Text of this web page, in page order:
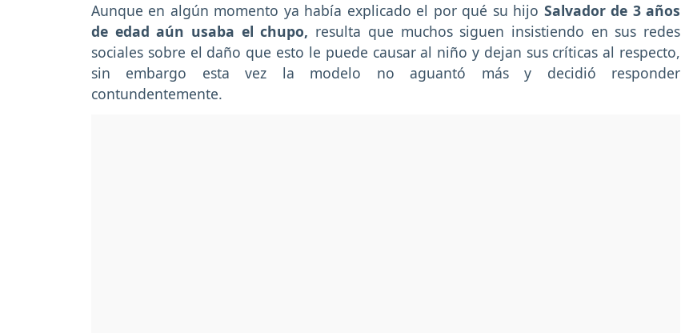
Aunque en algún momento ya había explicado el por qué su hijo Salvador de 3 años
de edad aún usaba el chupo, resulta que muchos siguen insistiendo en sus redes
sociales sobre el daño que esto le puede causar al niño y dejan sus críticas al respecto,
sin embargo esta vez la modelo no aguantó más y decidió responder
contundentemente.